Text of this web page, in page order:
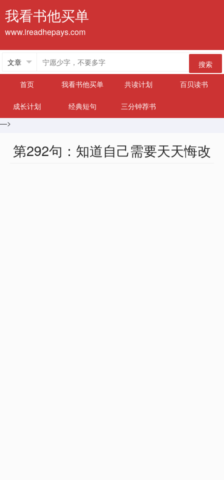
我看书他买单
www.ireadhepays.com
搜索
首页
我看书他买单 共读计划 百贝读书
成长计划 经典短句
三分钟荐书
—>
第292句：知道自己需要天天悔改